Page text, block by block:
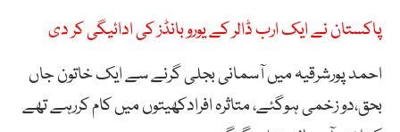
پاکستان نے ایک ارب ڈالر کے یورو بانڈز کی ادائیگی کر دی
احمد پورشرقیہ میں آسمانی بجلی گرنے سے ایک خاتون جاں
بحق،دو زخمی ہوگئے، متاثرہ افرادکھیتوں میں کام کررہے تھے